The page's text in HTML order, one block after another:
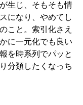
生じ、そもそも情
になり、やめてし
こと。索引化さえ
に一元化でも良い
を時系列でパッと
分類したくなっち